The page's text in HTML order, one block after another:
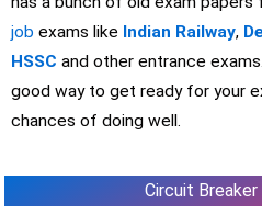
job exams like Indian Railway,
HSSC and other entrance
good way to get ready for your
chances of doing well.
Circuit